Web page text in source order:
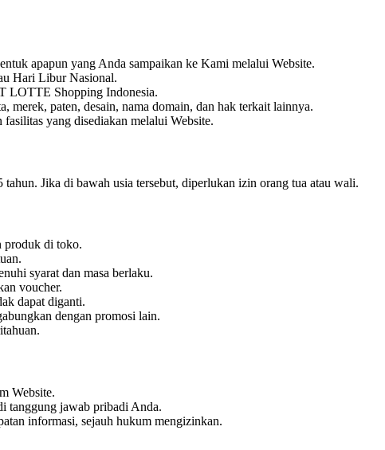
apapun yang Anda sampaikan ke Kami melalui Website.
Hari Libur Nasional.
LOTTE Shopping Indonesia.
merek, paten, desain, nama domain, dan hak terkait lainnya.
fasilitas yang disediakan melalui Website.
Jika di bawah usia tersebut, diperlukan izin orang tua atau wali.
produk di toko.
syarat dan masa berlaku.
voucher.
dapat diganti.
dengan promosi lain.
Website.
tanggung jawab pribadi Anda.
informasi, sejauh hukum mengizinkan.